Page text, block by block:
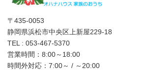
〒435-0053
静岡県浜松市中央区上新屋229-18
TEL : 053-467-5370
営業時間：8:00～18:00
時間外対応：7:00～ / ～20:00